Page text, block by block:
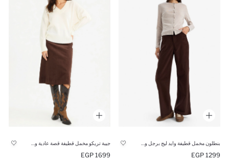
1299 EGP
1699 EGP